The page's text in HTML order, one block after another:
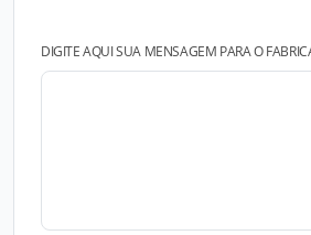
DIGITE AQUI SUA MENSAGEM PARA O